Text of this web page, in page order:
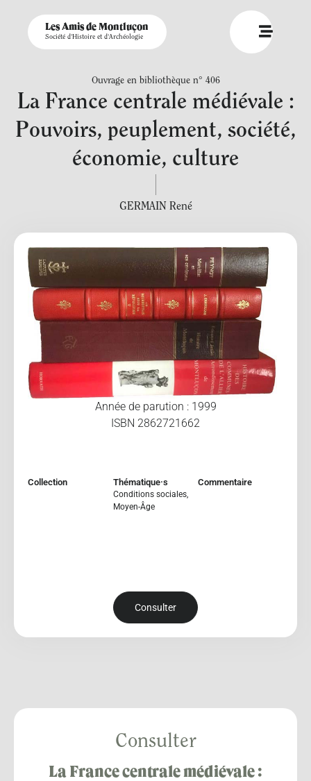
Les Amis de Montluçon
Société d'Histoire et d'Archéologie
Ouvrage en bibliothèque n° 406
La France centrale médiévale :
Pouvoirs, peuplement, société,
économie, culture
GERMAIN René
Année de parution : 1999
ISBN 2862721662
Collection Thématique·s
Conditions sociales,
Moyen-Âge
Commentaire
Consulter
Consulter
La France centrale médiévale :